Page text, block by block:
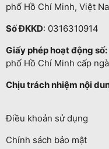
phố Hồ Chí Minh, Việt
Số ĐKKD: 0316310914
Giấy phép hoạt động số:
phố Hồ Chí Minh cấp
Chịu trách nhiệm nội
Điều khoản sử dụng
Chính sách bảo mật